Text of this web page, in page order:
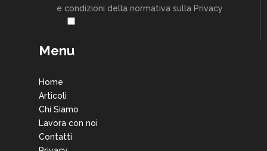
e condizioni della normativa sulla Privacy
Menu
Home
Articoli
Chi Siamo
Lavora con noi
Contatti